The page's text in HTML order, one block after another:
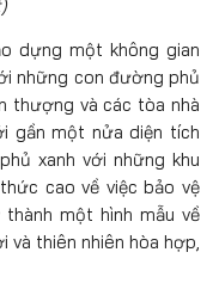
dựng một không gian
những con đường phủ
thượng và các tòa nhà
gần một nửa diện tích
xanh với những khu
cao về việc bảo vệ
một hình mẫu về
và thiên nhiên hòa hợp,